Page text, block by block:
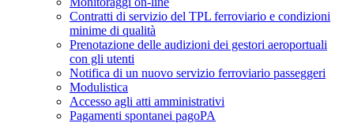
Contratti di servizio del TPL ferroviario e condizioni
minime di qualità
Prenotazione delle audizioni dei gestori aeroportuali
con gli utenti
Notifica di un nuovo servizio ferroviario passeggeri
Modulistica
Accesso agli atti amministrativi
Pagamenti spontanei pagoPA